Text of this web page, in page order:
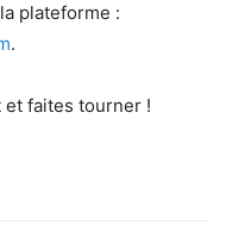
plateforme :
.
faites tourner !